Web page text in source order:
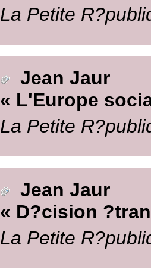
La Petite
Jean Jaur
« L'Europe
La Petite
Jean Jaur
« D?cision
La Petite